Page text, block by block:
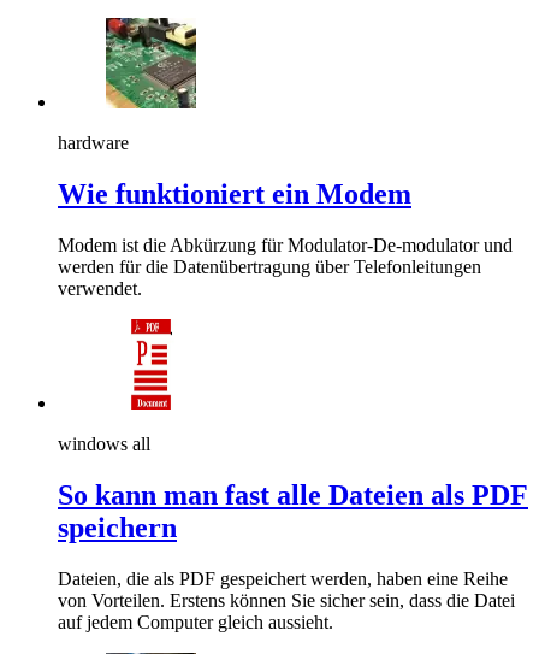
hardware
Wie funktioniert ein Modem
Modem ist die Abkürzung für Modulator-De-modulator und
werden für die Datenübertragung über Telefonleitungen
verwendet.
windows all
So kann man fast alle Dateien als PDF
speichern
Dateien, die als PDF gespeichert werden, haben eine Reihe
von Vorteilen. Erstens können Sie sicher sein, dass die Datei
auf jedem Computer gleich aussieht.